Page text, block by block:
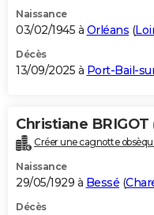
Naissance
03/02/1945 à Orléans (
Décès
13/09/2025 à Port-Bail-
Christiane BRIGOT
Créer une cagnotte
Naissance
29/05/1929 à Bessé (
Décès